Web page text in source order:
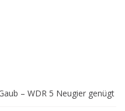
– WDR 5 Neugier genügt